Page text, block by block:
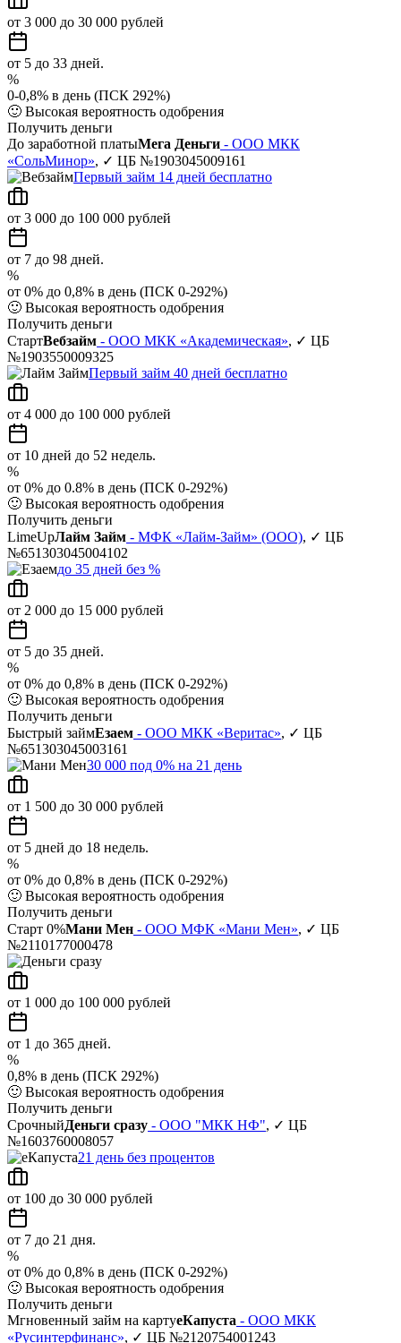
от 3 000 до 30 000 рублей
от 5 до 33 дней.
%
0-0,8% в день (ПСК 292%)
🙂 Высокая вероятность одобрения
Получить деньги
До заработной платыМега Деньги - ООО МКК
«СольМинор», ✓ ЦБ №1903045009161
Первый займ 14 дней бесплатно
от 3 000 до 100 000 рублей
от 7 до 98 дней.
%
от 0% до 0,8% в день (ПСК 0-292%)
🙂 Высокая вероятность одобрения
Получить деньги
СтартВебзайм - ООО МКК «Академическая», ✓ ЦБ
№1903550009325
Первый займ 40 дней бесплатно
от 4 000 до 100 000 рублей
от 10 дней до 52 недель.
%
от 0% до 0.8% в день (ПСК 0-292%)
🙂 Высокая вероятность одобрения
Получить деньги
LimeUpЛайм Займ - МФК «Лайм-Займ» (ООО), ✓ ЦБ
№651303045004102
до 35 дней без %
от 2 000 до 15 000 рублей
от 5 до 35 дней.
%
от 0% до 0,8% в день (ПСК 0-292%)
🙂 Высокая вероятность одобрения
Получить деньги
Быстрый займЕзаем - ООО МКК «Веритас», ✓ ЦБ
№651303045003161
30 000 под 0% на 21 день
от 1 500 до 30 000 рублей
от 5 дней до 18 недель.
%
от 0% до 0,8% в день (ПСК 0-292%)
🙂 Высокая вероятность одобрения
Получить деньги
Старт 0%Мани Мен - ООО МФК «Мани Мен», ✓ ЦБ
№2110177000478
от 1 000 до 100 000 рублей
от 1 до 365 дней.
%
0,8% в день (ПСК 292%)
🙂 Высокая вероятность одобрения
Получить деньги
СрочныйДеньги сразу - ООО "МКК НФ", ✓ ЦБ
№1603760008057
21 день без процентов
от 100 до 30 000 рублей
от 7 до 21 дня.
%
от 0% до 0,8% в день (ПСК 0-292%)
🙂 Высокая вероятность одобрения
Получить деньги
Мгновенный займ на картуеКапуста - ООО МКК
«Русинтерфинанс», ✓ ЦБ №2120754001243